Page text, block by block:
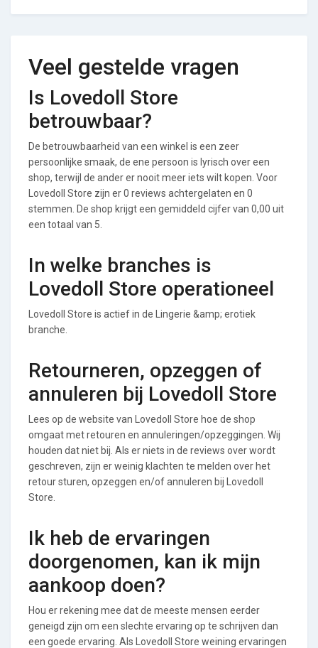
Veel gestelde vragen
Is Lovedoll Store
betrouwbaar?
De betrouwbaarheid van een winkel is een zeer
persoonlijke smaak, de ene persoon is lyrisch over een
shop, terwijl de ander er nooit meer iets wilt kopen. Voor
Lovedoll Store zijn er 0 reviews achtergelaten en 0
stemmen. De shop krijgt een gemiddeld cijfer van 0,00 uit
een totaal van 5.
In welke branches is
Lovedoll Store operationeel
Lovedoll Store is actief in de Lingerie &amp; erotiek
branche.
Retourneren, opzeggen of
annuleren bij Lovedoll Store
Lees op de website van Lovedoll Store hoe de shop
omgaat met retouren en annuleringen/opzeggingen. Wij
houden dat niet bij. Als er niets in de reviews over wordt
geschreven, zijn er weinig klachten te melden over het
retour sturen, opzeggen en/of annuleren bij Lovedoll
Store.
Ik heb de ervaringen
doorgenomen, kan ik mijn
aankoop doen?
Hou er rekening mee dat de meeste mensen eerder
geneigd zijn om een slechte ervaring op te schrijven dan
een goede ervaring. Als Lovedoll Store weining ervaringen